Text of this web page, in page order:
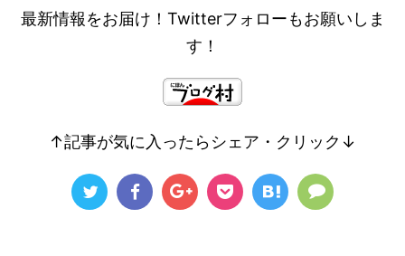
最新情報をお届け！Twitterフォローもお願いしま
す！
↑記事が気に入ったらシェア・クリック↓